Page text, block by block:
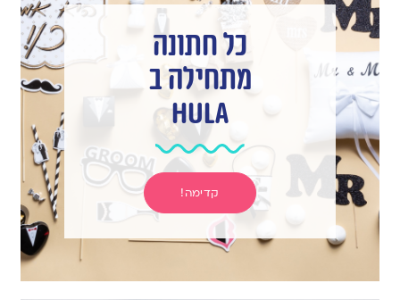
כל חתונה
מתחילה ב
hula
קדימה!